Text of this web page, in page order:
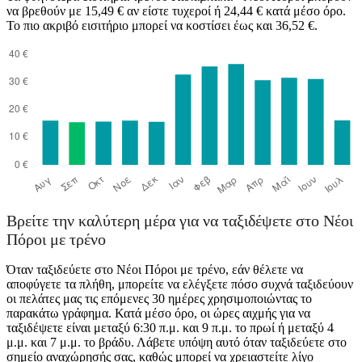
να βρεθούν με 15,49 € αν είστε τυχεροί ή 24,44 € κατά μέσο όρο.
Το πιο ακριβό εισιτήριο μπορεί να κοστίσει έως και 36,52 €.
Βρείτε την καλύτερη μέρα για να ταξιδέψετε στο Νέοι
Πόροι με τρένο
Όταν ταξιδεύετε στο Νέοι Πόροι με τρένο, εάν θέλετε να
αποφύγετε τα πλήθη, μπορείτε να ελέγξετε πόσο συχνά ταξιδεύουν
οι πελάτες μας τις επόμενες 30 ημέρες χρησιμοποιώντας το
παρακάτω γράφημα. Κατά μέσο όρο, οι ώρες αιχμής για να
ταξιδέψετε είναι μεταξύ 6:30 π.μ. και 9 π.μ. το πρωί ή μεταξύ 4
μ.μ. και 7 μ.μ. το βράδυ. Λάβετε υπόψη αυτό όταν ταξιδεύετε στο
σημείο αναχώρησής σας, καθώς μπορεί να χρειαστείτε λίγο